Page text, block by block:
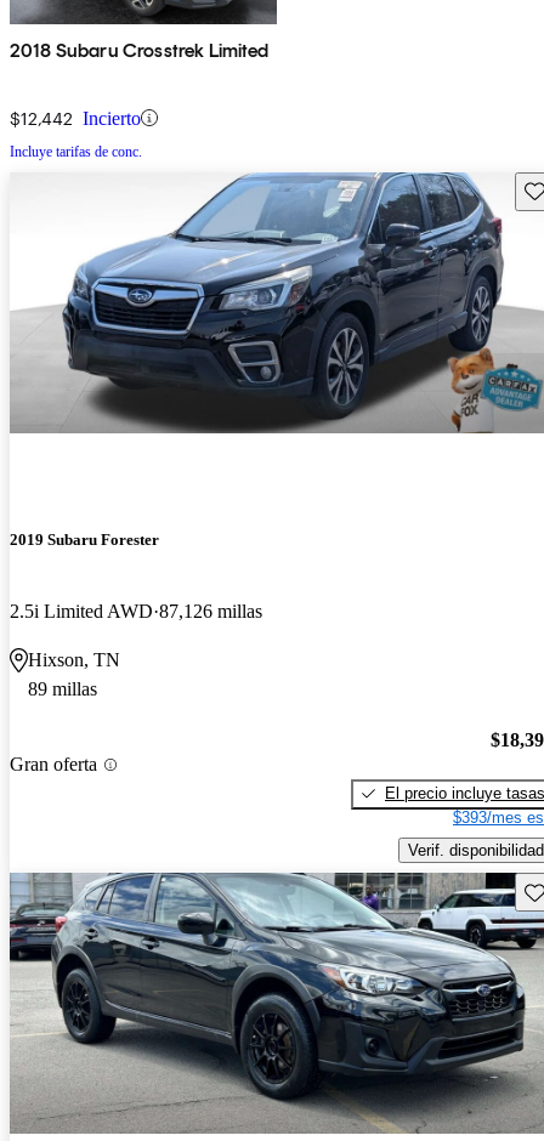
2018 Subaru Crosstrek Limited
$12,442 Incierto
Incluye tarifas de conc.
2019 Subaru Forester
2.5i Limited AWD 87,126 millas
Hixson, TN
89 millas
Gran oferta
El precio incluye tasas
$393/mes
Verif. disponibilidad